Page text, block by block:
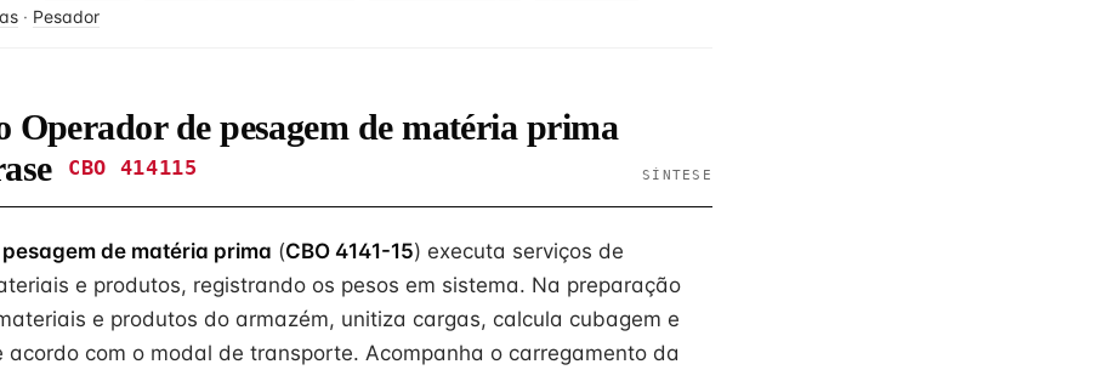
· Pesador
Operador de pesagem de matéria prima
CBO 414115 SÍNTESE
de matéria prima (CBO 4141-15) executa serviços de
e produtos, registrando os pesos em sistema. Na preparação
e produtos do armazém, unitiza cargas, calcula cubagem e
acordo com o modal de transporte. Acompanha o carregamento da